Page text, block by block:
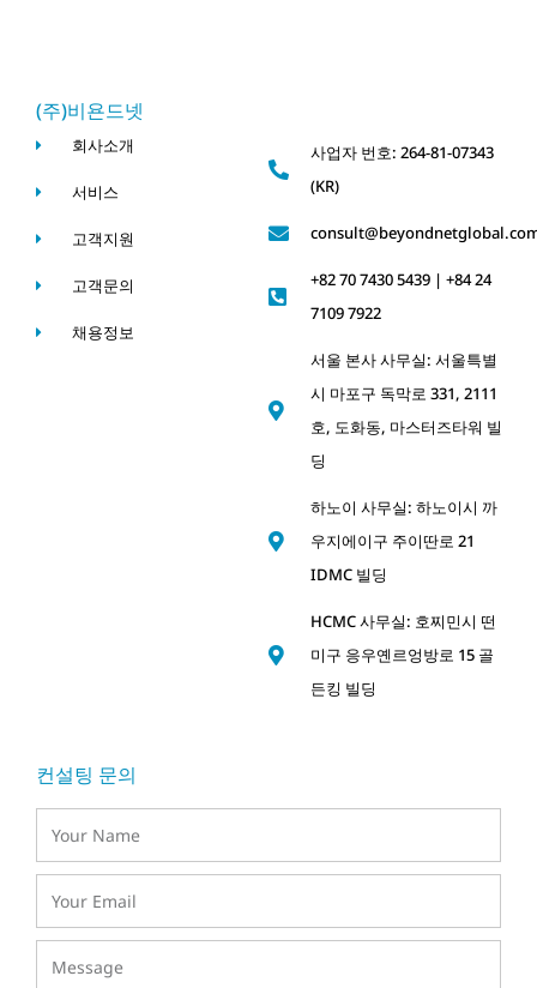
(주)비욘드넷
회사소개
서비스
고객지원
고객문의
채용정보
사업자 번호: 264-81-07343
(KR)
+82 70 7430 5439 | +84 24
7109 7922
서울 본사 사무실: 서울특별
시 마포구 독막로 331, 2111
호, 도화동, 마스터즈타워 빌
딩
하노이 사무실: 하노이시 까
우지에이구 주이딴로 21
IDMC 빌딩
HCMC 사무실: 호찌민시 떤
미구 응우옌르엉방로 15 골
든킹 빌딩
컨설팅 문의